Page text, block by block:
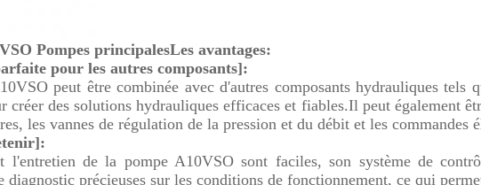
Pompes principalesLes avantages:
pour les autres composants]:
peut être combinée avec d'autres composants hydrauliques tels
créer des solutions hydrauliques efficaces et fiables.Il peut également
les vannes de régulation de la pression et du débit et les commandes
l'entretien de la pompe A10VSO sont faciles, son système de
diagnostic précieuses sur les conditions de fonctionnement, ce qui